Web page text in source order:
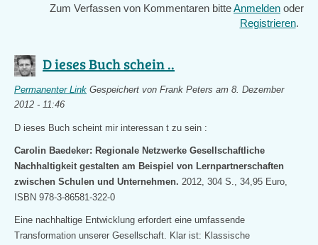
Zum Verfassen von Kommentaren bitteAnmelden oder
Registrieren.
D ieses Buch schein ..
Permanenter Link Gespeichert von Frank Peters am 8. Dezember
2012 - 11:46
D ieses Buch scheint mir interessan t zu sein :
Carolin Baedeker: Regionale Netzwerke Gesellschaftliche
Nachhaltigkeit gestalten am Beispiel von Lernpartnerschaften
zwischen Schulen und Unternehmen. 2012, 304 S., 34,95 Euro,
ISBN 978-3-86581-322-0
Eine nachhaltige Entwicklung erfordert eine umfassende
Transformation unserer Gesellschaft. Klar ist: Klassische